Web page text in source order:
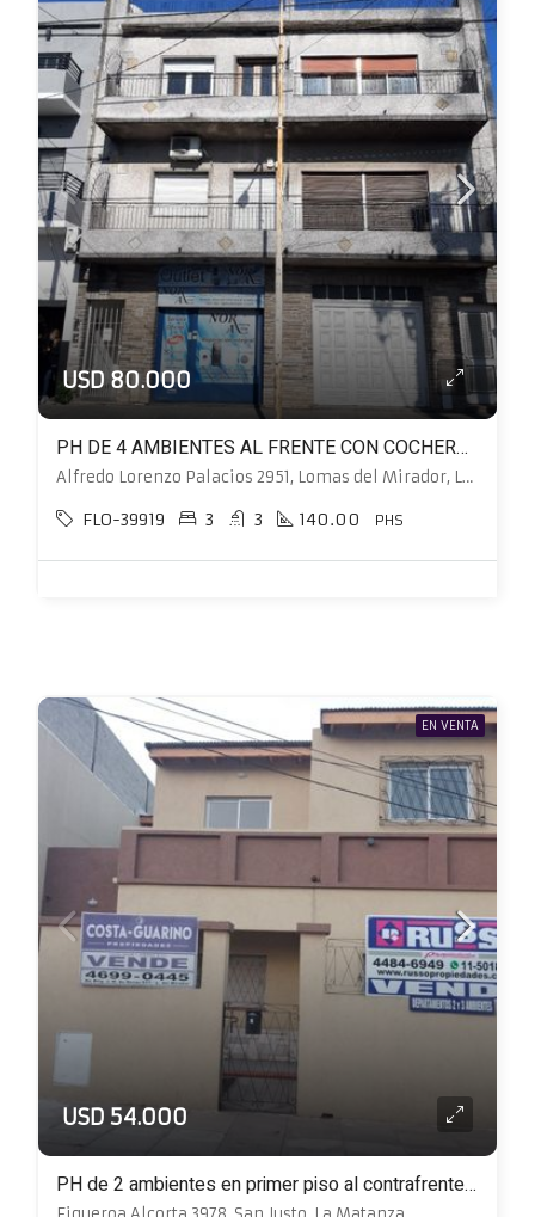
USD 80.000
PH DE 4 AMBIENTES AL FRENTE CON COCHERA, PATIO, BALCÓN Y TERRAZA
Alfredo Lorenzo Palacios 2951, Lomas del Mirador, La Matanza
FLO-39919 3 3 140.00 PHS
EN VENTA
USD 54.000
PH de 2 ambientes en primer piso al contrafrente a estrenar